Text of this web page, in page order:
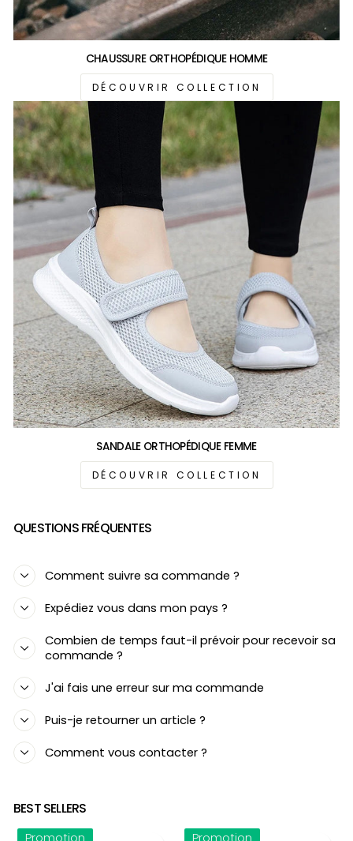
CHAUSSURE ORTHOPÉDIQUE HOMME
DÉCOUVRIR COLLECTION
SANDALE ORTHOPÉDIQUE FEMME
DÉCOUVRIR COLLECTION
QUESTIONS FRÉQUENTES
Comment suivre sa commande ?
Expédiez vous dans mon pays ?
Combien de temps faut-il prévoir pour recevoir sa
commande ?
J'ai fais une erreur sur ma commande
Puis-je retourner un article ?
Comment vous contacter ?
BEST SELLERS
Promotion Promotion